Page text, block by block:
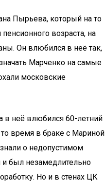
Пырьева, который на то
возраста, на
Он влюбился в неё так,
Марченко на самые
московские
неё влюбился 60-летний
время в браке с Мариной
о недопустимом
был незамедлительно
Но и в стенах ЦК